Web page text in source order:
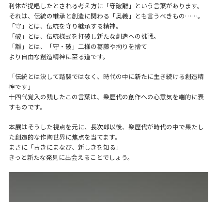
利休が提唱したとされる考え方に「守破離」という言葉があります。
それは、伝統の継承と創造に関わる「奥義」とも言うべきもの……。
「守」とは、伝統を守り継承する精神。
「破」とは、伝統様式を打破し新たな創造への挑戦。
「離」とは、「守・破」二様の葛藤や拘りを捨て
より自由な創造精神に至る道です。
「伝統とは決して踏襲ではなく、時代の中に新たに生き続ける創造精
神です」
十四代覚入の残したこの言葉は、樂歴代の創作への心意気を端的に表
すものです。
本展はそうした視点を元に、長次郎以後、樂歴代が時代の中で果たし
た創造的な作陶世界に焦点を当てます。
まさに「古きにまなび、新しきを知る」
きっと新たな発見に出会えることでしょう。